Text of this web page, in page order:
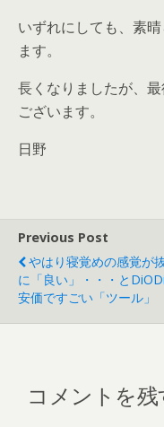
いずれにしても、素
ます。
長くなりましたが、
ございます。
日野
Previous Post
やはり寝覚めの感覚が
に「良い」・・・と
安価ですごい「ツール」
コメントを残